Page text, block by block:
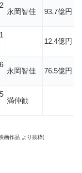
永岡智佳 93.7億円
12.4億円
永岡智佳 76.5億円
満仲勧
画作品 より抜粋)